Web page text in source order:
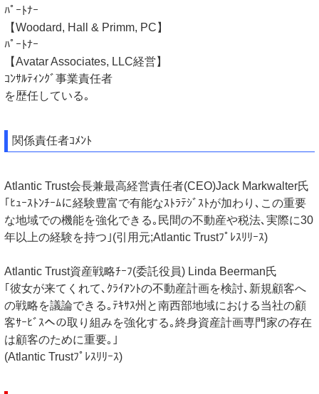
ﾊﾟｰﾄﾅｰ
【Woodard, Hall & Primm, PC】
ﾊﾟｰﾄﾅｰ
【Avatar Associates, LLC経営】
ｺﾝｻﾙﾃｨﾝｸﾞ事業責任者
を歴任している｡
関係責任者ｺﾒﾝﾄ
Atlantic Trust会長兼最高経営責任者(CEO)Jack Markwalter氏
｢ﾋｭｰｽﾄﾝﾁｰﾑに経験豊富で有能なｽﾄﾗﾃｼﾞｽﾄが加わり､この重要
な地域での機能を強化できる｡民間の不動産や税法､実際に30
年以上の経験を持つ｣(引用元;Atlantic Trustﾌﾟﾚｽﾘﾘｰｽ)
Atlantic Trust資産戦略ﾁｰﾌ(委託役員) Linda Beerman氏
｢彼女が来てくれて､ｸﾗｲｱﾝﾄの不動産計画を検討､新規顧客へ
の戦略を議論できる｡ﾃｷｻｽ州と南西部地域における当社の顧
客ｻｰﾋﾞｽへの取り組みを強化する｡終身資産計画専門家の存在
は顧客のために重要｡｣
(Atlantic Trustﾌﾟﾚｽﾘﾘｰｽ)